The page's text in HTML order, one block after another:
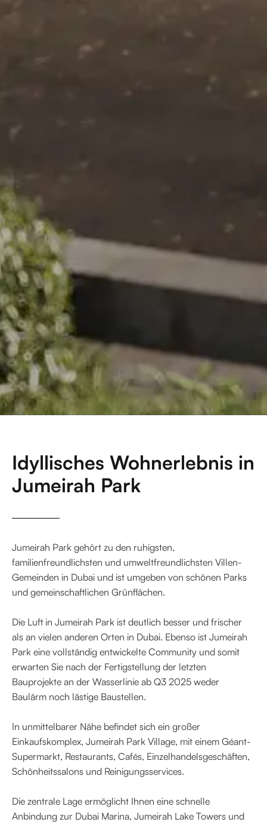
Idyllisches Wohnerlebnis in
Jumeirah Park
Jumeirah Park gehört zu den ruhigsten,
familienfreundlichsten und umweltfreundlichsten Villen-
Gemeinden in Dubai und ist umgeben von schönen Parks
und gemeinschaftlichen Grünflächen.
Die Luft in Jumeirah Park ist deutlich besser und frischer
als an vielen anderen Orten in Dubai. Ebenso ist Jumeirah
Park eine vollständig entwickelte Community und somit
erwarten Sie nach der Fertigstellung der letzten
Bauprojekte an der Wasserlinie ab Q3 2025 weder
Baulärm noch lästige Baustellen.
In unmittelbarer Nähe befindet sich ein großer
Einkaufskomplex, Jumeirah Park Village, mit einem Géant-
Supermarkt, Restaurants, Cafés, Einzelhandelsgeschäften,
Schönheitssalons und Reinigungsservices.
Die zentrale Lage ermöglicht Ihnen eine schnelle
Anbindung zur Dubai Marina, Jumeirah Lake Towers und